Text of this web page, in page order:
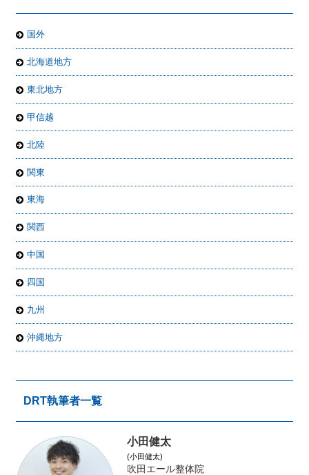
国外
北海道地方
東北地方
甲信越
北陸
関東
東海
関西
中国
四国
九州
沖縄地方
DRT執筆者一覧
小田健太
(小田健太)
吹田エール整体院